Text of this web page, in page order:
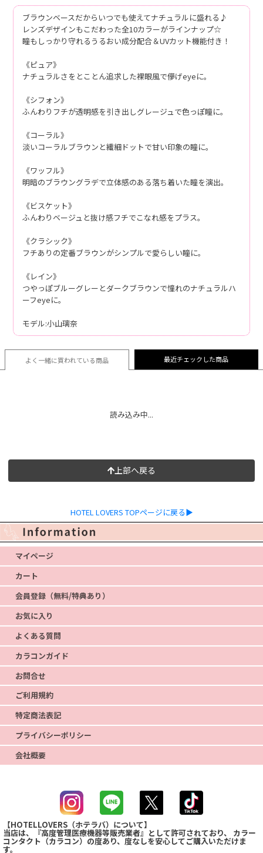
ブラウンベースだからいつでも使えてナチュラルに盛れる♪
レンズデザインもこだわった全10カラーがラインナップ☆
瞳もしっかり守れるうるおい成分配合＆UVカット機能付き！
《ピュア》
ナチュラルさをとことん追求した裸眼風で儚げeyeに。
《シフォン》
ふんわりフチが透明感を引き出しグレージュで色っぽ瞳に。
《コーラル》
淡いコーラルブラウンと繊細ドットで甘い印象の瞳に。
《ワッフル》
明暗のブラウングラデで立体感のある落ち着いた瞳を演出。
《ビスケット》
ふんわりベージュと抜け感フチでこなれ感をプラス。
《クラシック》
フチありの定番ブラウンがシンプルで愛らしい瞳に。
《レイン》
つやっぽブルーグレーとダークブラウンで憧れのナチュラルハ
ーフeyeに。
モデル:小山璃奈
よく一緒に買われている商品 最近チェックした商品
読み込み中...
上部へ戻る
HOTEL LOVERS TOPページに戻る▶
マイページ
カート
会員登録（無料/特典あり）
お気に入り
よくある質問
カラコンガイド
お問合せ
ご利用規約
特定商法表記
プライバシーポリシー
会社概要
【HOTELLOVERS（ホテラバ）について】
当店は、『高度管理医療機器等販売業者』として許可されており、 カラー
コンタクト（カラコン）の度あり、度なしを安心してご購入いただけま
す。